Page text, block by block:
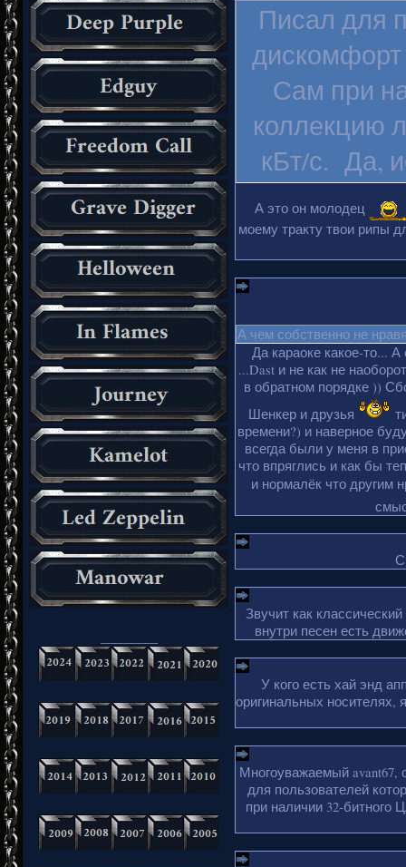
Писал для
Сам при
коллекцию
кБт/с. Да,
А это он молодец
моему тракту твои рипы
А чем собственно не
Да караоке какое-то...
...Dast и не как не
в обратном порядке ))
Шенкер и друзья
времени?) и наверное
всегда были у меня в
что впряглись и как бы
и нормалёк что другим
Звучит как
внутри песен есть
У кого есть хай энд
оригинальных
Многоуважаемый
для пользователей
при наличии 32-битного